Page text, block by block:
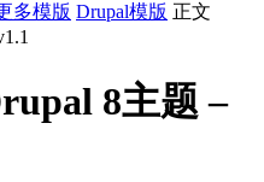
多模版 Drupal模版 正文
8主题 –